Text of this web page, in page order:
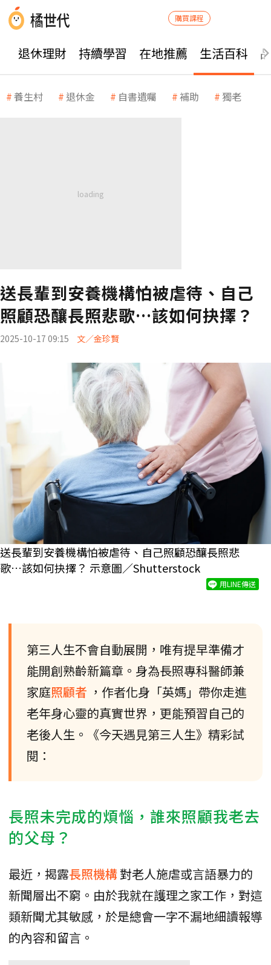
購買課程
退休理財 持續學習 在地推薦 生活百科
養生村 退休金 自書遺囑 補助 獨老
送長輩到安養機構怕被虐待、自己
照顧恐釀長照悲歌…該如何抉擇？
2025-10-17 09:15 文／金珍賢
送長輩到安養機構怕被虐待、自己照顧恐釀長照悲
歌…該如何抉擇？ 示意圖／Shutterstock
用LINE傳送
第三人生不會自動展開，唯有提早準備才
能開創熟齡新篇章。身為長照專科醫師兼
家庭照顧者 ，作者化身「英媽」帶你走進
老年身心靈的真實世界，更能預習自己的
老後人生。《今天遇見第三人生》精彩試
閱：
長照未完成的煩惱，誰來照顧我老去
的父母？
最近，揭露長照機構對老人施虐或言語暴力的
新聞層出不窮。由於我就在護理之家工作，對這
類新聞尤其敏感，於是總會一字不漏地細讀報導
的內容和留言。